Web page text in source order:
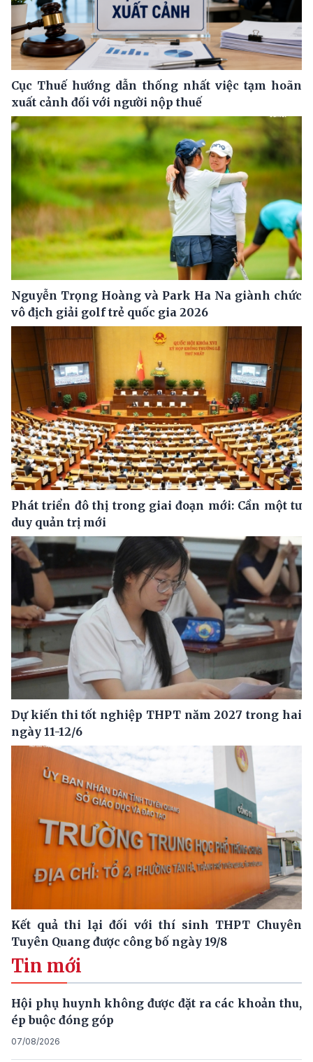
Cục Thuế hướng dẫn thống nhất việc tạm hoãn
xuất cảnh đối với người nộp thuế
Nguyễn Trọng Hoàng và Park Ha Na giành chức
vô địch giải golf trẻ quốc gia 2026
Phát triển đô thị trong giai đoạn mới: Cần một tư
duy quản trị mới
Dự kiến thi tốt nghiệp THPT năm 2027 trong hai
ngày 11-12/6
Kết quả thi lại đối với thí sinh THPT Chuyên
Tuyên Quang được công bố ngày 19/8
Tin mới
Hội phụ huynh không được đặt ra các khoản thu,
ép buộc đóng góp
07/08/2026